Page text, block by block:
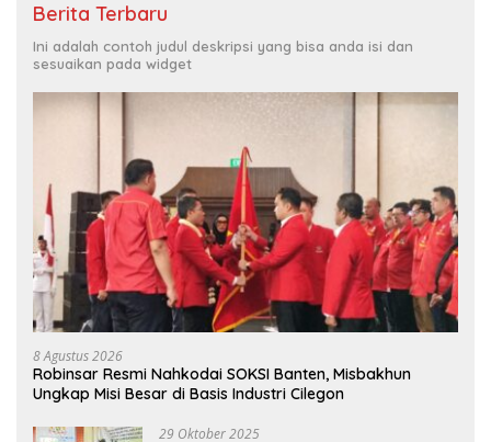
Berita Terbaru
Ini adalah contoh judul deskripsi yang bisa anda isi dan
sesuaikan pada widget
8 Agustus 2026
Robinsar Resmi Nahkodai SOKSI Banten, Misbakhun
Ungkap Misi Besar di Basis Industri Cilegon
29 Oktober 2025